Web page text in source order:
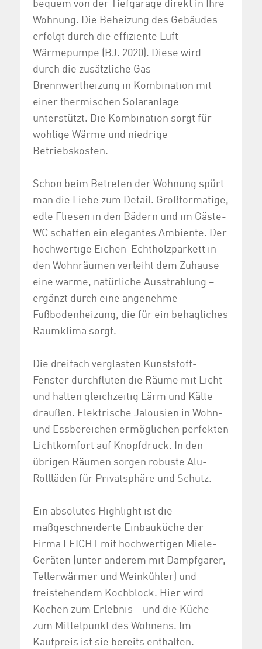
Wohnung. Die Beheizung des Gebäudes
erfolgt durch die effiziente Luft-
Wärmepumpe (BJ. 2020). Diese wird
durch die zusätzliche Gas-
Brennwertheizung in Kombination mit
einer thermischen Solaranlage
unterstützt. Die Kombination sorgt für
wohlige Wärme und niedrige
Betriebskosten.
Schon beim Betreten der Wohnung spürt
man die Liebe zum Detail. Großformatige,
edle Fliesen in den Bädern und im Gäste-
WC schaffen ein elegantes Ambiente. Der
hochwertige Eichen-Echtholzparkett in
den Wohnräumen verleiht dem Zuhause
eine warme, natürliche Ausstrahlung –
ergänzt durch eine angenehme
Fußbodenheizung, die für ein behagliches
Raumklima sorgt.
Die dreifach verglasten Kunststoff-
Fenster durchfluten die Räume mit Licht
und halten gleichzeitig Lärm und Kälte
draußen. Elektrische Jalousien in Wohn-
und Essbereichen ermöglichen perfekten
Lichtkomfort auf Knopfdruck. In den
übrigen Räumen sorgen robuste Alu-
Rollläden für Privatsphäre und Schutz.
Ein absolutes Highlight ist die
maßgeschneiderte Einbauküche der
Firma LEICHT mit hochwertigen Miele-
Geräten (unter anderem mit Dampfgarer,
Tellerwärmer und Weinkühler) und
freistehendem Kochblock. Hier wird
Kochen zum Erlebnis – und die Küche
zum Mittelpunkt des Wohnens. Im
Kaufpreis ist sie bereits enthalten.